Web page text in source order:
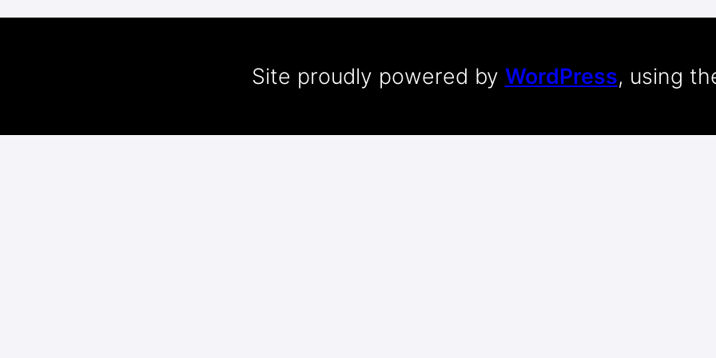
Site proudly powered by WordPress, using